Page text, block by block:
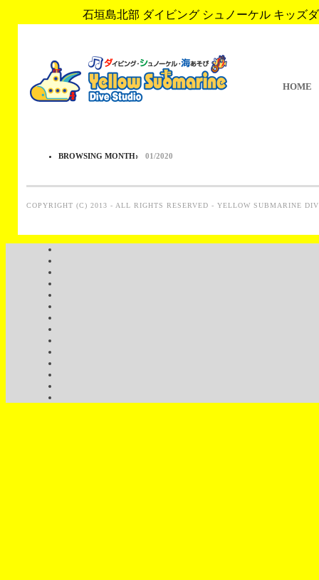
石垣島北部 ダイビング シュノーケル キッズ
HOME
BROWSING MONTH: 01/2020
COPYRIGHT (C) 2013 - ALL RIGHTS RESERVED - YELLOW SUBMARINE